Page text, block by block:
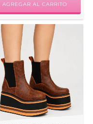
AGREGAR AL CARRITO